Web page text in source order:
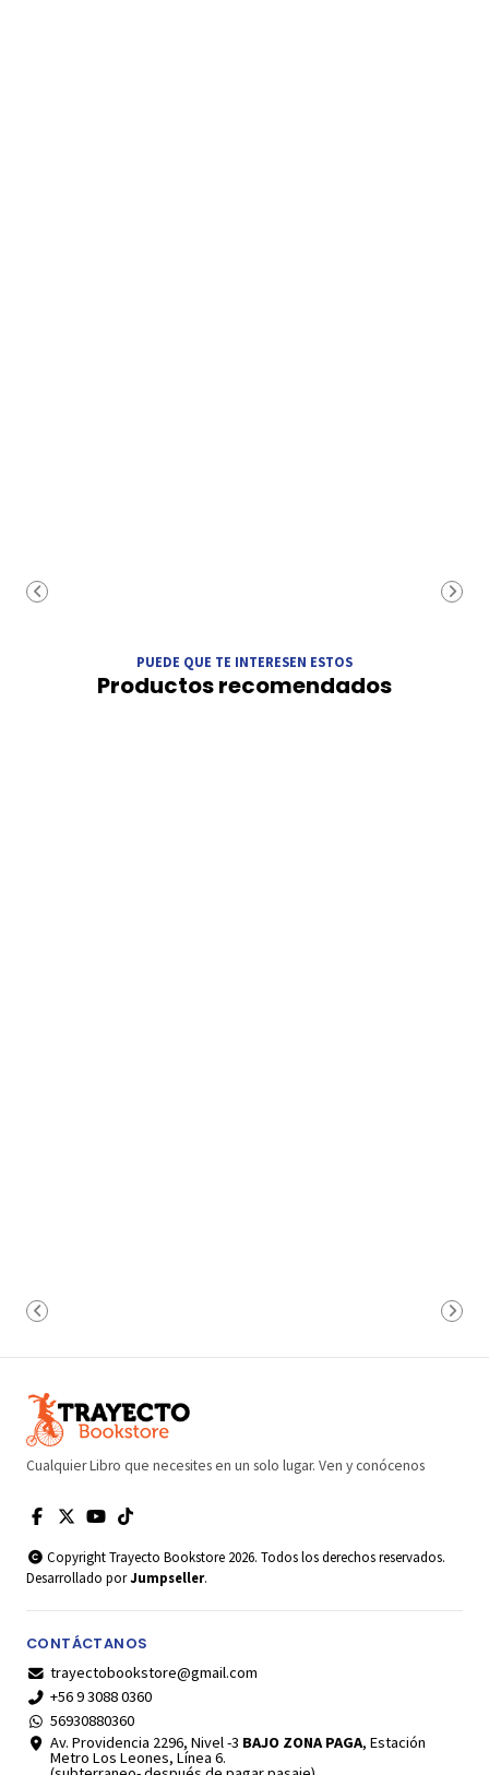
PUEDE QUE TE INTERESEN ESTOS
Productos recomendados
Cualquier Libro que necesites en un solo lugar. Ven y conócenos
Copyright Trayecto Bookstore 2026. Todos los derechos reservados.
Desarrollado porJumpseller.
CONTÁCTANOS
trayectobookstore@gmail.com
+56 9 3088 0360
56930880360
Av. Providencia 2296, Nivel -3 BAJO ZONA PAGA, Estación
Metro Los Leones, Línea 6.